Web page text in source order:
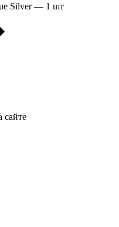
Silver — 1 шт
сайте